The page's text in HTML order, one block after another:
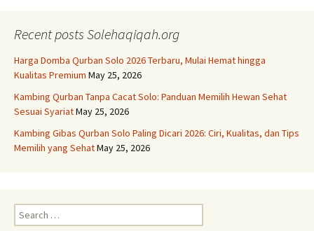
Recent posts Solehaqiqah.org
Harga Domba Qurban Solo 2026 Terbaru, Mulai Hemat hingga
Kualitas Premium May 25, 2026
Kambing Qurban Tanpa Cacat Solo: Panduan Memilih Hewan Sehat
Sesuai SyariatMay 25, 2026
Kambing Gibas Qurban Solo Paling Dicari 2026: Ciri, Kualitas, dan Tips
Memilih yang SehatMay 25, 2026
Search
for: